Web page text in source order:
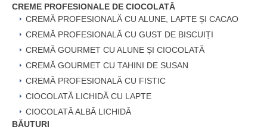
CREME PROFESIONALE DE CIOCOLATĂ
CREMĂ PROFESIONALĂ CU ALUNE, LAPTE ȘI CACAO
CREMĂ PROFESIONALĂ CU GUST DE BISCUIȚI
CREMĂ GOURMET CU ALUNE ȘI CIOCOLATĂ
CREMĂ GOURMET CU TAHINI DE SUSAN
CREMĂ PROFESIONALĂ CU FISTIC
CIOCOLATĂ LICHIDĂ CU LAPTE
CIOCOLATĂ ALBĂ LICHIDĂ
BĂUTURI